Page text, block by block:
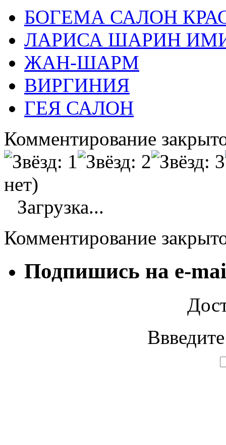
БОГЕМА САЛОН
ЛАРИСА ШАРИН
ЖАН-ШАРМ
ВИРГИНИЯ
ГЕЯ САЛОН
Комментирование
нет)
Загрузка...
Комментирование
Подпишись на e-